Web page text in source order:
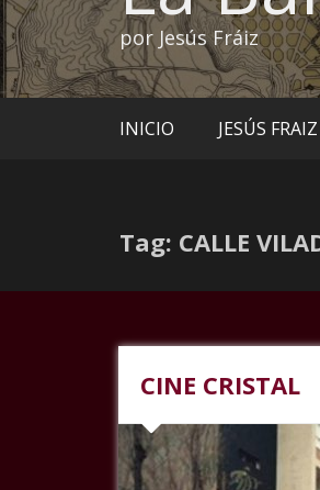
por Jesús Fráiz
INICIO JESÚS FRAIZ
Tag: CALLE
CINE CRISTAL